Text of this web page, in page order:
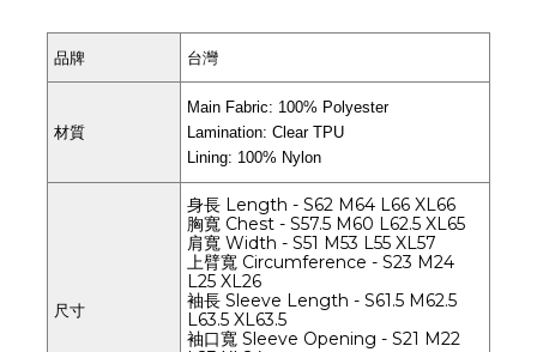
品牌 台灣
材質
Main Fabric: 100% Polyester
Lamination: Clear TPU
Lining: 100% Nylon
尺寸
身長 Length - S62 M64 L66 XL66
胸寬 Chest - S57.5 M60 L62.5 XL65
肩寬 Width - S51 M53 L55 XL57
上臂寬 Circumference - S23 M24
L25 XL26
袖長 Sleeve Length - S61.5 M62.5
L63.5 XL63.5
袖口寬 Sleeve Opening - S21 M22